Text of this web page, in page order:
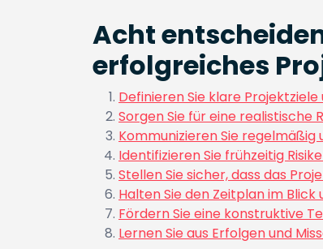
Acht
erfolgreiches
Definieren Sie klare
Sorgen Sie für eine realistische
Kommunizieren Sie
Identifizieren Sie frühzeitig
Stellen Sie sicher, dass das
Halten Sie den Zeitplan im
Fördern Sie eine konstruktive
Lernen Sie aus Erfolgen und